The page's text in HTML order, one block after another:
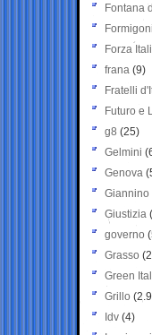
Fontana
Formigoni
Forza
frana (9)
Fratelli
Futuro e
g8 (25)
Gelmini
Genova
Giannino
Giustizia
governo
Grasso
Green
Grillo
Idv (4)